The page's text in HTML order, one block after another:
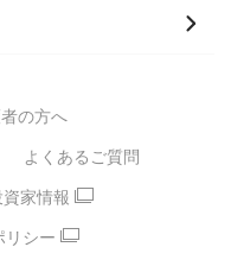
園
えいご
の方へ
よくあるご質問
資家情報
リシー